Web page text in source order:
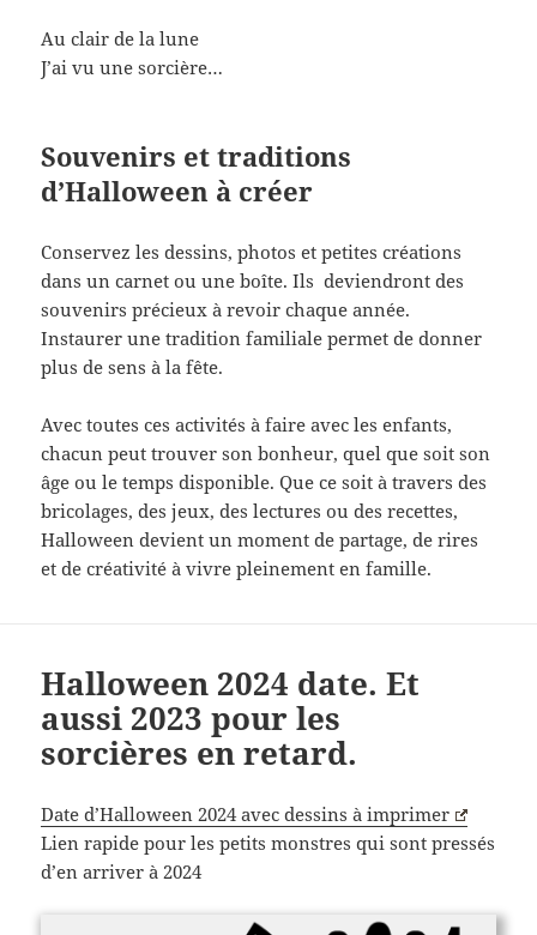
Au clair de la lune
J’ai vu une sorcière…
Souvenirs et traditions
d’Halloween à créer
Conservez les dessins, photos et petites créations
dans un carnet ou une boîte. Ils deviendront des
souvenirs précieux à revoir chaque année.
Instaurer une tradition familiale permet de donner
plus de sens à la fête.
Avec toutes ces activités à faire avec les enfants,
chacun peut trouver son bonheur, quel que soit son
âge ou le temps disponible. Que ce soit à travers des
bricolages, des jeux, des lectures ou des recettes,
Halloween devient un moment de partage, de rires
et de créativité à vivre pleinement en famille.
Halloween 2024 date. Et
aussi 2023 pour les
sorcières en retard.
Date d’Halloween 2024 avec dessins à imprimer
Lien rapide pour les petits monstres qui sont pressés
d’en arriver à 2024